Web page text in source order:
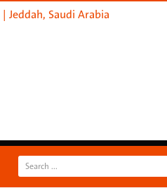
| Jeddah, Saudi Arabia